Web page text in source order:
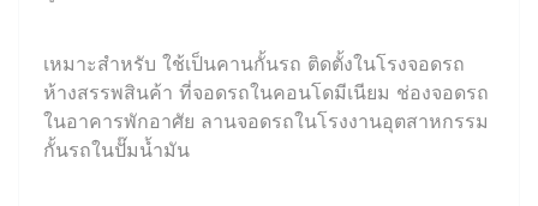
เหมาะสำหรับ ใช้เป็นคานกั้นรถ ติดตั้งในโรงจอดรถ
ห้างสรรพสินค้า ที่จอดรถในคอนโดมีเนียม ช่องจอดรถ
ในอาคารพักอาศัย ลานจอดรถในโรงงานอุตสาหกรรม
กั้นรถในปั๊มน้ำมัน